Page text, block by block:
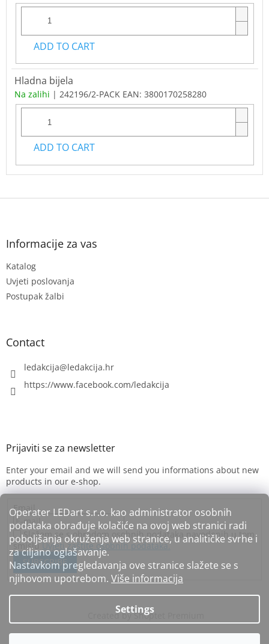
Operater LEDart s.r.o. kao administrator osobnih
podataka obrađuje kolačiće na ovoj web stranici radi
poboljšanja okruženja web stranice, u analitičke svrhe i
za ciljano oglašavanje.
Nastavkom pregledavanja ove stranice slažete se s
njihovom upotrebom. Više informacija
Settings
ADD TO CART
Hladna bijela
Na zalihi | 242196/2-PACK EAN: 3800170258280
ADD TO CART
F
Informacije za vas
Katalog
Uvjeti poslovanja
Postupak žalbi
Contact
ledakcija@ledakcija.hr
https://www.facebook.com/ledakcija
Enter your email and we will send you informations about new
products in our e-shop.
Email
Slažem se s obradom osobnih podataka navedenih u tom
smisluUvjeti zaštite osobnih podataka.
SUBSCRIBE
Created by Shoptet Premium